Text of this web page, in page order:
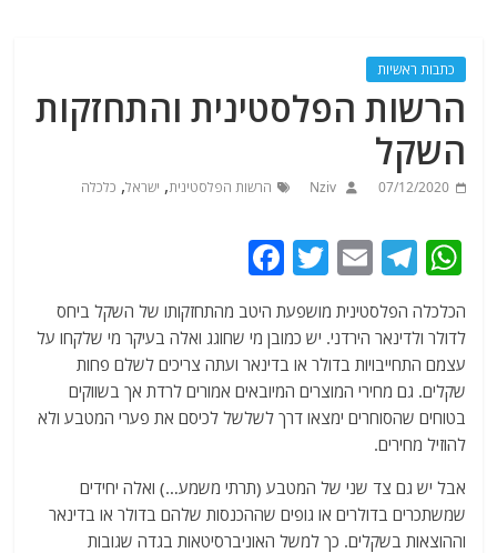
כתבות ראשיות
הרשות הפלסטינית והתחזקות
השקל
07/12/2020
Nziv הרשות הפלסטינית, ישראל, כלכלה
W
h
at
s
A
p
p
T
el
e
g
ra
m
E
ai
l
T
itt
er
c
e
b
o
o
k
הכלכלה הפלסטינית מושפעת היטב מהתחזקותו של השקל ביחס
לדולר ולדינאר הירדני. יש כמובן מי שחוגג ואלה בעיקר מי שלקחו על
עצמם התחייבויות בדולר או בדינאר ועתה צריכים לשלם פחות
שקלים. גם מחירי המוצרים המיובאים אמורים לרדת אך בשווקים
בטוחים שהסוחרים ימצאו דרך לשלשל לכיסם את פערי המטבע ולא
להוזיל מחירים.
אבל יש גם צד שני של המטבע (תרתי משמע…) ואלה יחידים
שמשתכרים בדולרים או גופים שההכנסות שלהם בדולר או בדינאר
וההוצאות בשקלים. כך למשל האוניברסיטאות בגדה שגובות